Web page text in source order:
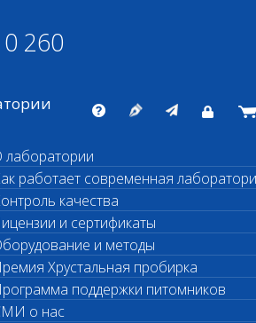
ШАНС БИО
ветеринарная лаборатория
260
лаборатории
работает современная
качества
и сертификаты
и методы
Хрустальная пробирка
поддержки питомников
о нас